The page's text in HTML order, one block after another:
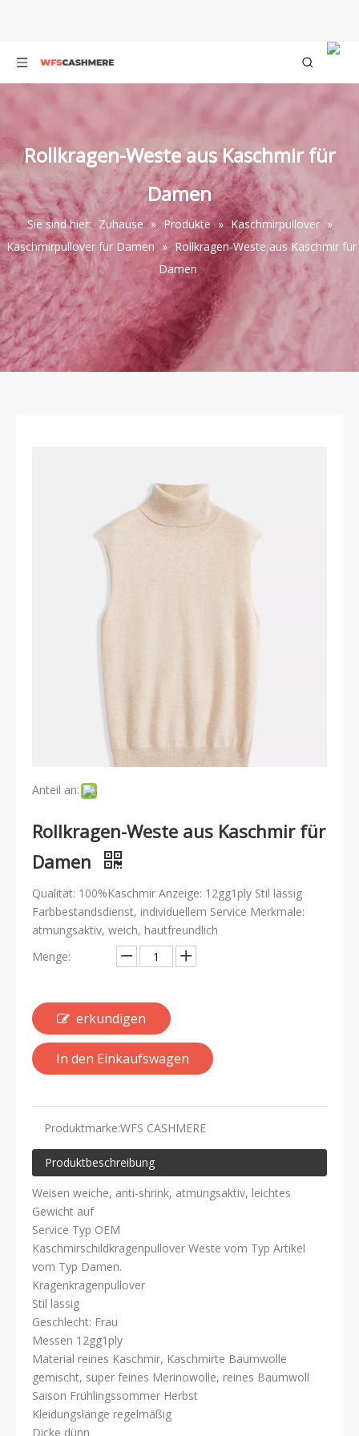
Rollkragen-Weste aus Kaschmir für
Damen
Sie sind hier: Zuhause » Produkte » Kaschmirpullover »
Kaschmirpullover für Damen » Rollkragen-Weste aus Kaschmir für
Damen
Anteil an:
Rollkragen-Weste aus Kaschmir für
Damen
Qualität: 100%Kaschmir Anzeige: 12gg1ply Stil lässig
Farbbestandsdienst, individuellem Service Merkmale:
atmungsaktiv, weich, hautfreundlich
Menge:
erkundigen
In den Einkaufswagen
Produktmarke:WFS CASHMERE
Produktbeschreibung
Weisen weiche, anti-shrink, atmungsaktiv, leichtes
Gewicht auf
Service Typ OEM
Kaschmirschildkragenpullover Weste vom Typ Artikel
vom Typ Damen.
Kragenkragenpullover
Stil lässig
Geschlecht: Frau
Messen 12gg1ply
Material reines Kaschmir, Kaschmirte Baumwolle
gemischt, super feines Merinowolle, reines Baumwoll
Saison Frühlingssommer Herbst
Kleidungslänge regelmäßig
Dicke dünn